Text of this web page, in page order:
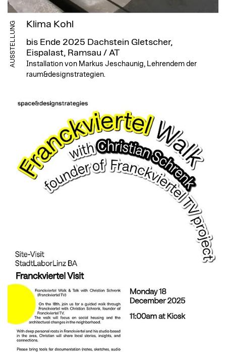
AUSSTELLUNG Klima Kohl
bis Ende 2025 Dachstein Gletscher,
Eispalast, Ramsau / AT
Installation von Markus Jeschaunig, Lehrendem der
raum&designstrategien.